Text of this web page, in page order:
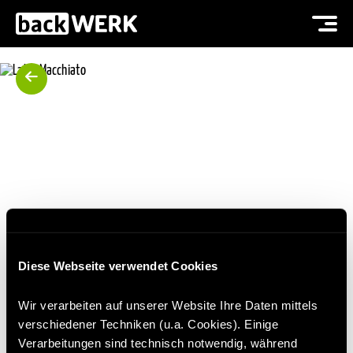
Diese Webseite verwendet Cookies
Wir verarbeiten auf unserer Website Ihre Daten mittels
verschiedener Techniken (u.a. Cookies). Einige
Verarbeitungen sind technisch notwendig, während
LATTE MACCHIATO